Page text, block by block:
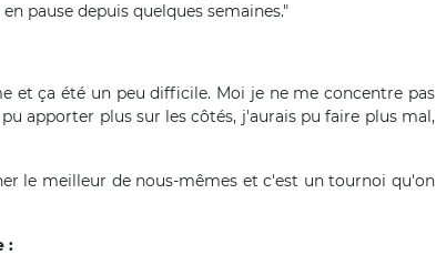
pause depuis quelques semaines."
et ça été un peu difficile. Moi je ne me concentre pas
apporter plus sur les côtés, j'aurais pu faire plus mal,
le meilleur de nous-mêmes et c'est un tournoi qu'on
: